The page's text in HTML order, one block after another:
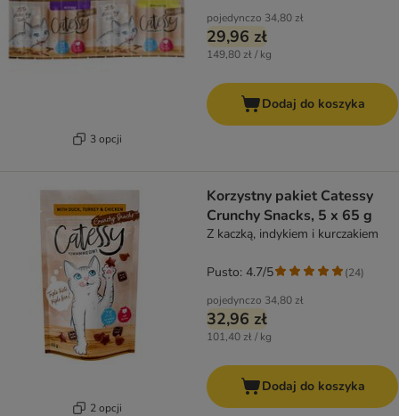
3 opcji
pojedynczo 34,80 zł
29,96 zł
149,80 zł / kg
Dodaj do koszyka
2 opcji
Korzystny pakiet Catessy
Crunchy Snacks, 5 x 65 g
Z kaczką, indykiem i kurczakiem
pojedynczo 34,80 zł
32,96 zł
101,40 zł / kg
Pusto: 4.7/5 (24)
Dodaj do koszyka